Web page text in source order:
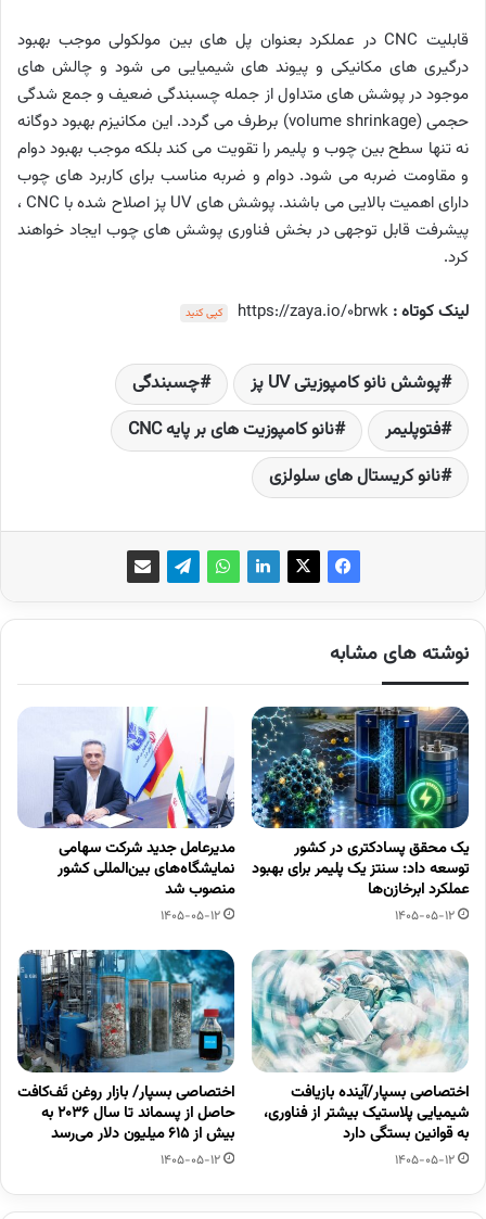
قابلیت CNC در عملکرد بعنوان پل های بین مولکولی موجب بهبود
درگیری های مکانیکی و پیوند های شیمیایی می شود و چالش های
موجود در پوشش های متداول از جمله چسبندگی ضعیف و جمع شدگی
حجمی (volume shrinkage) برطرف می گردد. این مکانیزم بهبود دوگانه
نه تنها سطح بین چوب و پلیمر را تقویت می کند بلکه موجب بهبود دوام
و مقاومت ضربه می شود. دوام و ضربه مناسب برای کاربرد های چوب
دارای اهمیت بالایی می باشند. پوشش های UV پز اصلاح شده با CNC ،
پیشرفت قابل توجهی در بخش فناوری پوشش های چوب ایجاد خواهند
کرد.
لینک کوتاه : https://zaya.io/0brwk کپی کنید
پوشش نانو کامپوزیتی UV پز
چسبندگی
فتوپلیمر
نانو کامپوزیت های بر پایه CNC
نانو کریستال های سلولزی
نوشته های مشابه
یک محقق پسادکتری در کشور
توسعه داد: سنتز یک پلیمر برای بهبود
عملکرد ابرخازن‌ها
1405-05-12
مدیرعامل جدید شرکت سهامی
نمایشگاه‌های بین‌المللی کشور
منصوب شد
1405-05-12
اختصاصی بسپار/آینده بازیافت
شیمیایی پلاستیک بیشتر از فناوری،
به قوانین بستگی دارد
1405-05-12
اختصاصی بسپار/ بازار روغن تَف‌کافت
حاصل از پسماند تا سال ۲۰۳۶ به
بیش از ۶۱۵ میلیون دلار می‌رسد
1405-05-12